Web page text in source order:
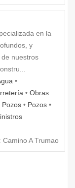
en la
y
nuestros
•
• Obras
Pozos • Pozos •
Camino A Trumao